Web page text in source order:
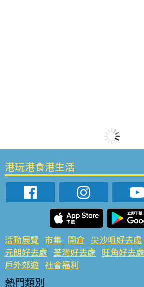
港玩港食港生活
活動展覽 市集 開倉 尖沙咀好去處
元朗好去處 荃灣好去處 旺角好去處
戶外郊遊 社會福利
熱門類別